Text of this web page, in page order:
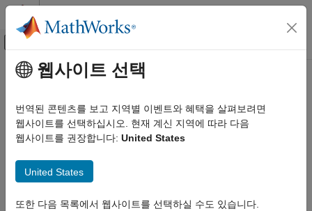
콘텐츠로 바로 가기
오프캔버스 탐색 메뉴 토글
문서 홈
주요 콘텐츠
웹사이트 선택
번역된 콘텐츠를 보고 지역별 이벤트와 혜택을 살펴보려면
웹사이트를 선택하십시오. 현재 계신 지역에 따라 다음
웹사이트를 권장합니다: United States
United States
또한 다음 목록에서 웹사이트를 선택하실 수도 있습니다.